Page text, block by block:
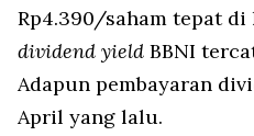
Rp4.390/saham tepat di
dividend yield BBNI
Adapun pembayaran
April yang lalu.